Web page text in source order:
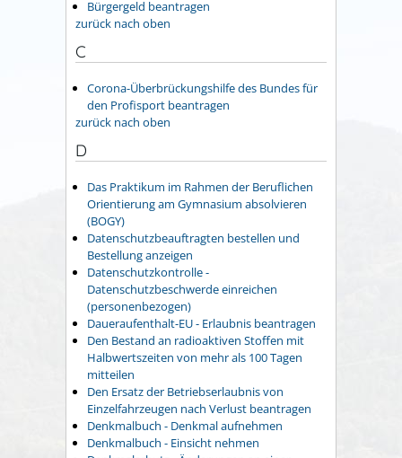
Bürgergeld beantragen
zurück nach oben
C
Corona-Überbrückungshilfe des Bundes für
den Profisport beantragen
zurück nach oben
D
Das Praktikum im Rahmen der Beruflichen
Orientierung am Gymnasium absolvieren
(BOGY)
Datenschutzbeauftragten bestellen und
Bestellung anzeigen
Datenschutzkontrolle -
Datenschutzbeschwerde einreichen
(personenbezogen)
Daueraufenthalt-EU - Erlaubnis beantragen
Den Bestand an radioaktiven Stoffen mit
Halbwertszeiten von mehr als 100 Tagen
mitteilen
Den Ersatz der Betriebserlaubnis von
Einzelfahrzeugen nach Verlust beantragen
Denkmalbuch - Denkmal aufnehmen
Denkmalbuch - Einsicht nehmen